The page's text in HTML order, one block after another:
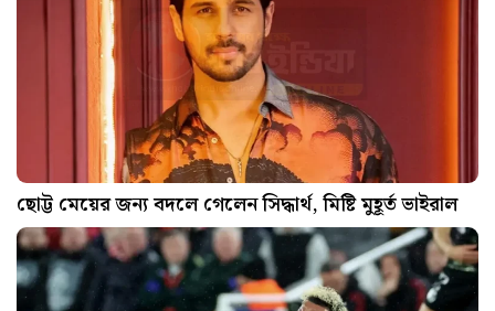
ছোট্ট মেয়ের জন্য বদলে গেলেন সিদ্ধার্থ, মিষ্টি মুহূর্ত ভাইরাল